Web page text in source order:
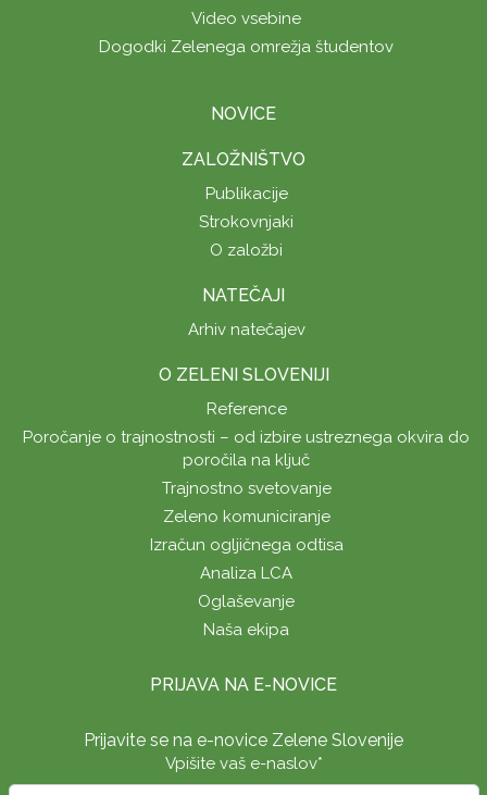
Video vsebine
Dogodki Zelenega omrežja študentov
NOVICE
ZALOŽNIŠTVO
Publikacije
Strokovnjaki
O založbi
NATEČAJI
Arhiv natečajev
O ZELENI SLOVENIJI
Reference
Poročanje o trajnostnosti – od izbire ustreznega okvira do
poročila na ključ
Trajnostno svetovanje
Zeleno komuniciranje
Izračun ogljičnega odtisa
Analiza LCA
Oglaševanje
Naša ekipa
PRIJAVA NA E-NOVICE
Prijavite se na e-novice Zelene Slovenije
Vpišite vaš e-naslov*